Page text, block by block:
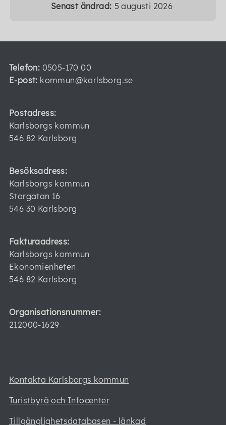
Senast ändrad: 5 augusti 2026
Telefon: 0505-170 00
E-post: kommun@karlsborg.se
Postadress:
Karlsborgs kommun
546 82 Karlsborg
Besöksadress:
Karlsborgs kommun
Storgatan 16
546 30 Karlsborg
Fakturaadress:
Karlsborgs kommun
Ekonomienheten
546 82 Karlsborg
Organisationsnummer:
212000-1629
Kontakta Karlsborgs kommun
Turistbyrå och Infocenter
Tillgänglighetsdatabasen - länkad